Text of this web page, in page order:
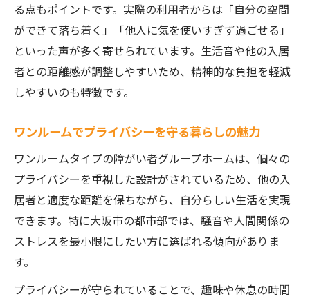
精神面と生活面の両立を支える工夫とは
生活保護制度を活用した住み替えの流れ
家具家電付きグループホームの利点と注意
点
障がい者グループホームと生活保護の関係
経済的負担を抑える住まい選びのコツ
精神障がいを持つ方に最適なサポート体制
ワンルーム型グループホームの入居条件と
は
自立支援を重視した住環境の特徴を解説
る点もポイントです。実際の利用者からは「自分の空間
ができて落ち着く」「他人に気を使いすぎず過ごせる」
といった声が多く寄せられています。生活音や他の入居
者との距離感が調整しやすいため、精神的な負担を軽減
しやすいのも特徴です。
ワンルームでプライバシーを守る暮らしの魅力
ワンルームタイプの障がい者グループホームは、個々の
プライバシーを重視した設計がされているため、他の入
居者と適度な距離を保ちながら、自分らしい生活を実現
できます。特に大阪市の都市部では、騒音や人間関係の
ストレスを最小限にしたい方に選ばれる傾向がありま
す。
プライバシーが守られていることで、趣味や休息の時間